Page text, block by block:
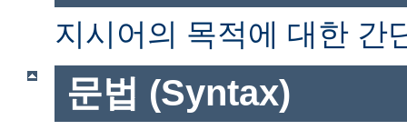
지시어의 목적에 대한 간
문법 (Syntax)